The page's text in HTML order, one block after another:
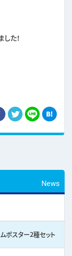
た！
News
スター2種セット